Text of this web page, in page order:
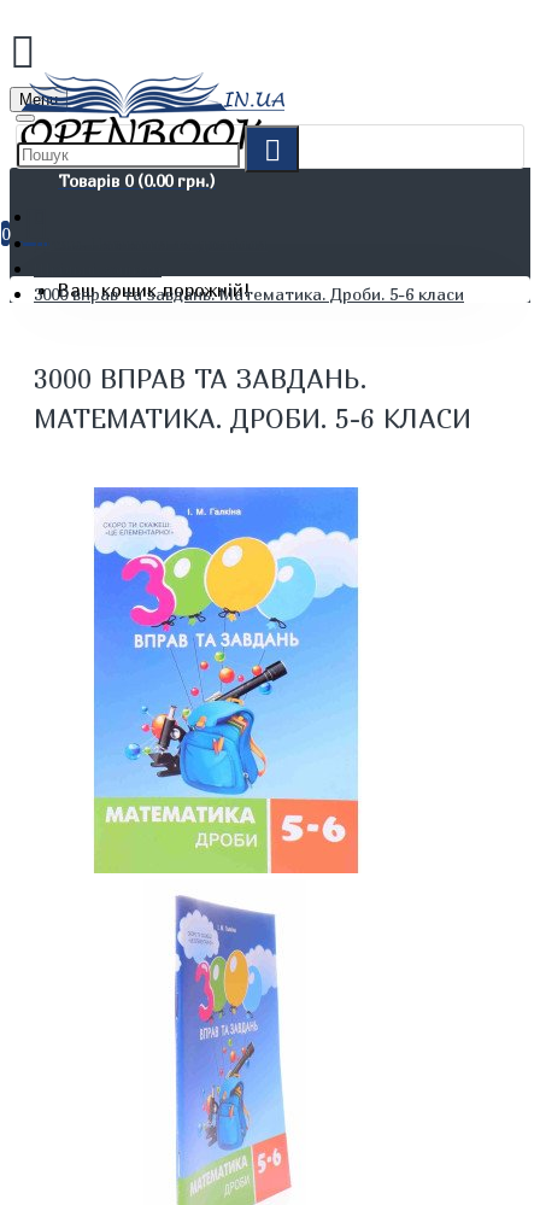
Menu
Товарів 0 (0.00 грн.)
0
Ваш кошик порожній!
Дітям. Навчання та дозвілля
3000 вправ та завдань. Математика. Дроби. 5-6 класи
3000 ВПРАВ ТА ЗАВДАНЬ.
МАТЕМАТИКА. ДРОБИ. 5-6 КЛАСИ